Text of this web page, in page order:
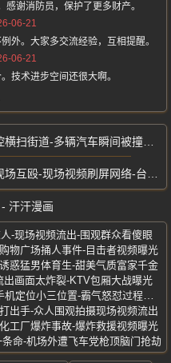
谢消防员，保护了更多财产。
06-21
外。大家多交流经验，互相提醒。
06-21
技术进步空间还很大啊。
-多辆汽车瞬间被撞飞-现场视频疯传
现场视频刷屏网络-台球厅打架事件
汗汗漫画
-现场视频流出-围观群众看傻眼
物广场捅人事件-目击者视频曝光
惑猛男体育生-甜美气质富家千金
画面太炸裂-KTV包厢大战曝光
出手-众人围观拍摄现场视频流出
工厂爆炸事故-爆炸救援视频曝光
命-机场外遭飞车党枪顶脑门抢劫